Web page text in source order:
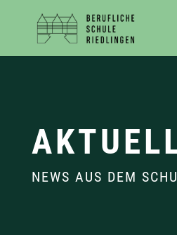
NEWS AUS DEM